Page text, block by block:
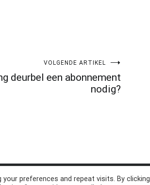
VOLGENDE ARTIKEL
deurbel een abonnement
nodig?
Aangedreven door WordPress.
preferences and repeat visits. By clicking